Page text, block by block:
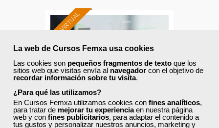
La web de Cursos Femxa usa cookies
Las cookies son pequeños fragmentos de texto que los
sitios web que visitas envía al navegador con el objetivo de
recordar información sobre tu visita.
¿Para qué las utilizamos?
En Cursos Femxa utilizamos cookies con fines analíticos,
para tratar de mejorar tu experienciaen nuestra página
web y con fines publicitarios, para adaptar el contenido a
tus gustos y personalizar nuestros anuncios, marketing y
AULA VIRTUAL
subvencionada.
Para desempleados,
trabajadores y autónomos.
Para todos los sectores.